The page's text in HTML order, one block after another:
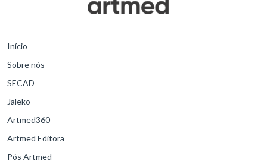
Início
Sobre nós
SECAD
Jaleko
Artmed360
Artmed Editora
Pós Artmed